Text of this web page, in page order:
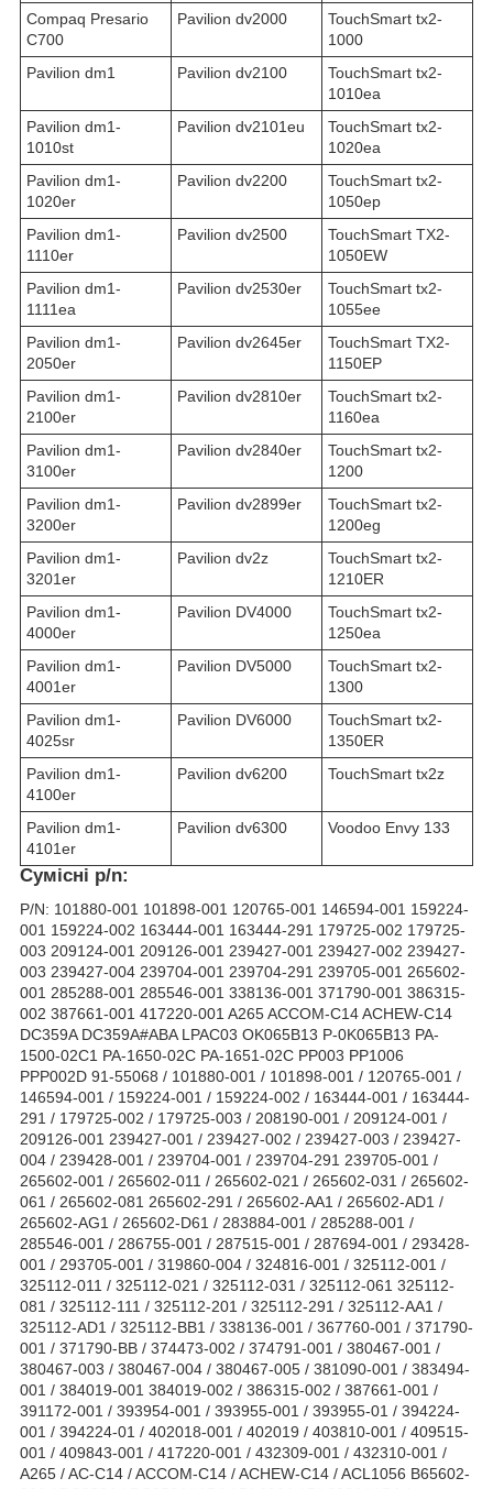
Compaq Presario
C700
Pavilion dv2000
TouchSmart tx2-
1000
Pavilion dm1
Pavilion dv2100
TouchSmart tx2-
1010ea
Pavilion dm1-
1010st
Pavilion dv2101eu
TouchSmart tx2-
1020ea
Pavilion dm1-
1020er
Pavilion dv2200
TouchSmart tx2-
1050ep
Pavilion dm1-
1110er
Pavilion dv2500
TouchSmart TX2-
1050EW
Pavilion dm1-
1111ea
Pavilion dv2530er
TouchSmart tx2-
1055ee
Pavilion dm1-
2050er
Pavilion dv2645er
TouchSmart TX2-
1150EP
Pavilion dm1-
2100er
Pavilion dv2810er
TouchSmart tx2-
1160ea
Pavilion dm1-
3100er
Pavilion dv2840er
TouchSmart tx2-
1200
Pavilion dm1-
3200er
Pavilion dv2899er
TouchSmart tx2-
1200eg
Pavilion dm1-
3201er
Pavilion dv2z
TouchSmart tx2-
1210ER
Pavilion dm1-
4000er
Pavilion DV4000
TouchSmart tx2-
1250ea
Pavilion dm1-
4001er
Pavilion DV5000
TouchSmart tx2-
1300
Pavilion dm1-
4025sr
Pavilion DV6000
TouchSmart tx2-
1350ER
Pavilion dm1-
4100er
Pavilion dv6200 TouchSmart tx2z
Pavilion dm1-
4101er
Pavilion dv6300 Voodoo Envy 133
Сумісні p/n:
P/N: 101880-001 101898-001 120765-001 146594-001 159224-
001 159224-002 163444-001 163444-291 179725-002 179725-
003 209124-001 209126-001 239427-001 239427-002 239427-
003 239427-004 239704-001 239704-291 239705-001 265602-
001 285288-001 285546-001 338136-001 371790-001 386315-
002 387661-001 417220-001 A265 ACCOM-C14 ACHEW-C14
DC359A DC359A#ABA LPAC03 OK065B13 P-0K065B13 PA-
1500-02C1 PA-1650-02C PA-1651-02C PP003 PP1006
PPP002D 91-55068 / 101880-001 / 101898-001 / 120765-001 /
146594-001 / 159224-001 / 159224-002 / 163444-001 / 163444-
291 / 179725-002 / 179725-003 / 208190-001 / 209124-001 /
209126-001 239427-001 / 239427-002 / 239427-003 / 239427-
004 / 239428-001 / 239704-001 / 239704-291 239705-001 /
265602-001 / 265602-011 / 265602-021 / 265602-031 / 265602-
061 / 265602-081 265602-291 / 265602-AA1 / 265602-AD1 /
265602-AG1 / 265602-D61 / 283884-001 / 285288-001 /
285546-001 / 286755-001 / 287515-001 / 287694-001 / 293428-
001 / 293705-001 / 319860-004 / 324816-001 / 325112-001 /
325112-011 / 325112-021 / 325112-031 / 325112-061 325112-
081 / 325112-111 / 325112-201 / 325112-291 / 325112-AA1 /
325112-AD1 / 325112-BB1 / 338136-001 / 367760-001 / 371790-
001 / 371790-BB / 374473-002 / 374791-001 / 380467-001 /
380467-003 / 380467-004 / 380467-005 / 381090-001 / 383494-
001 / 384019-001 384019-002 / 386315-002 / 387661-001 /
391172-001 / 393954-001 / 393955-001 / 393955-01 / 394224-
001 / 394224-01 / 402018-001 / 402019 / 403810-001 / 409515-
001 / 409843-001 / 417220-001 / 432309-001 / 432310-001 /
A265 / AC-C14 / ACCOM-C14 / ACHEW-C14 / ACL1056 B65602-